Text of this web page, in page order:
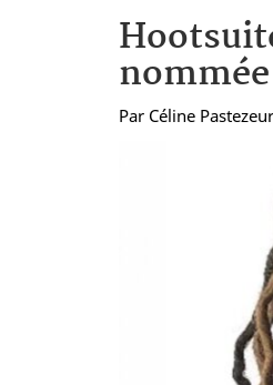
Par Céline Pastezeur